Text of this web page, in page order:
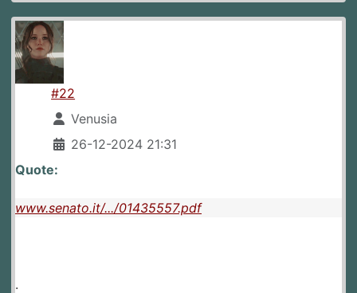
#22
Venusia
26-12-2024 21:31
Quote:
www.senato.it/.../01435557.pdf
.